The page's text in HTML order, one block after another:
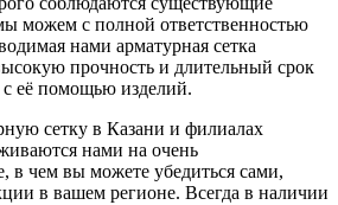
можем с полной ответственностью
нами арматурная сетка
прочность и длительный срок
её помощью изделий.
сетку в Казани и филиалах
нами на очень
в чем вы можете убедиться сами,
в вашем регионе. Всегда в наличии